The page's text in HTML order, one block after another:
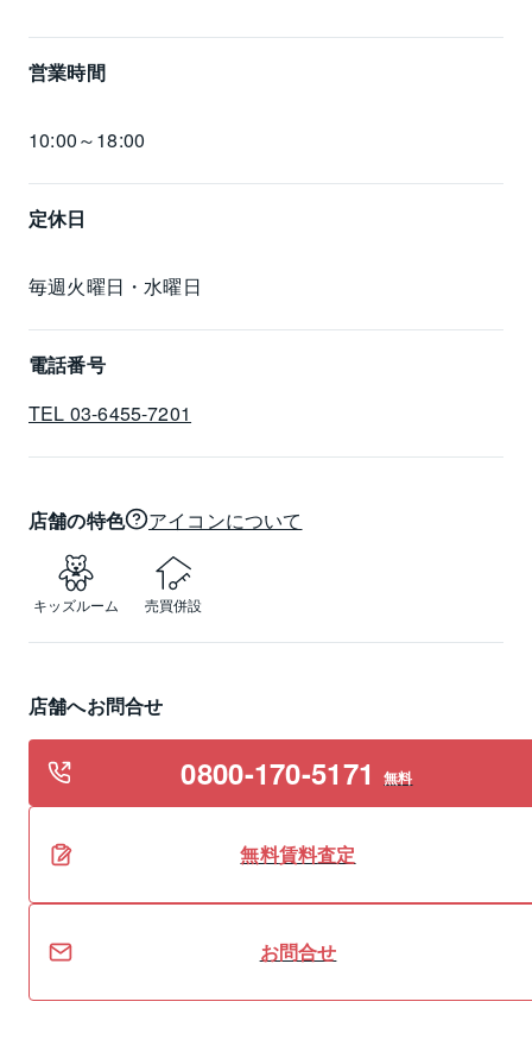
営業時間
10:00～18:00
定休日
毎週火曜日・水曜日
電話番号
TEL 03-6455-7201
店舗の特色 アイコンについて
キッズルーム 売買併設
店舗へお問合せ
0800-170-5171 無料
無料賃料査定
お問合せ